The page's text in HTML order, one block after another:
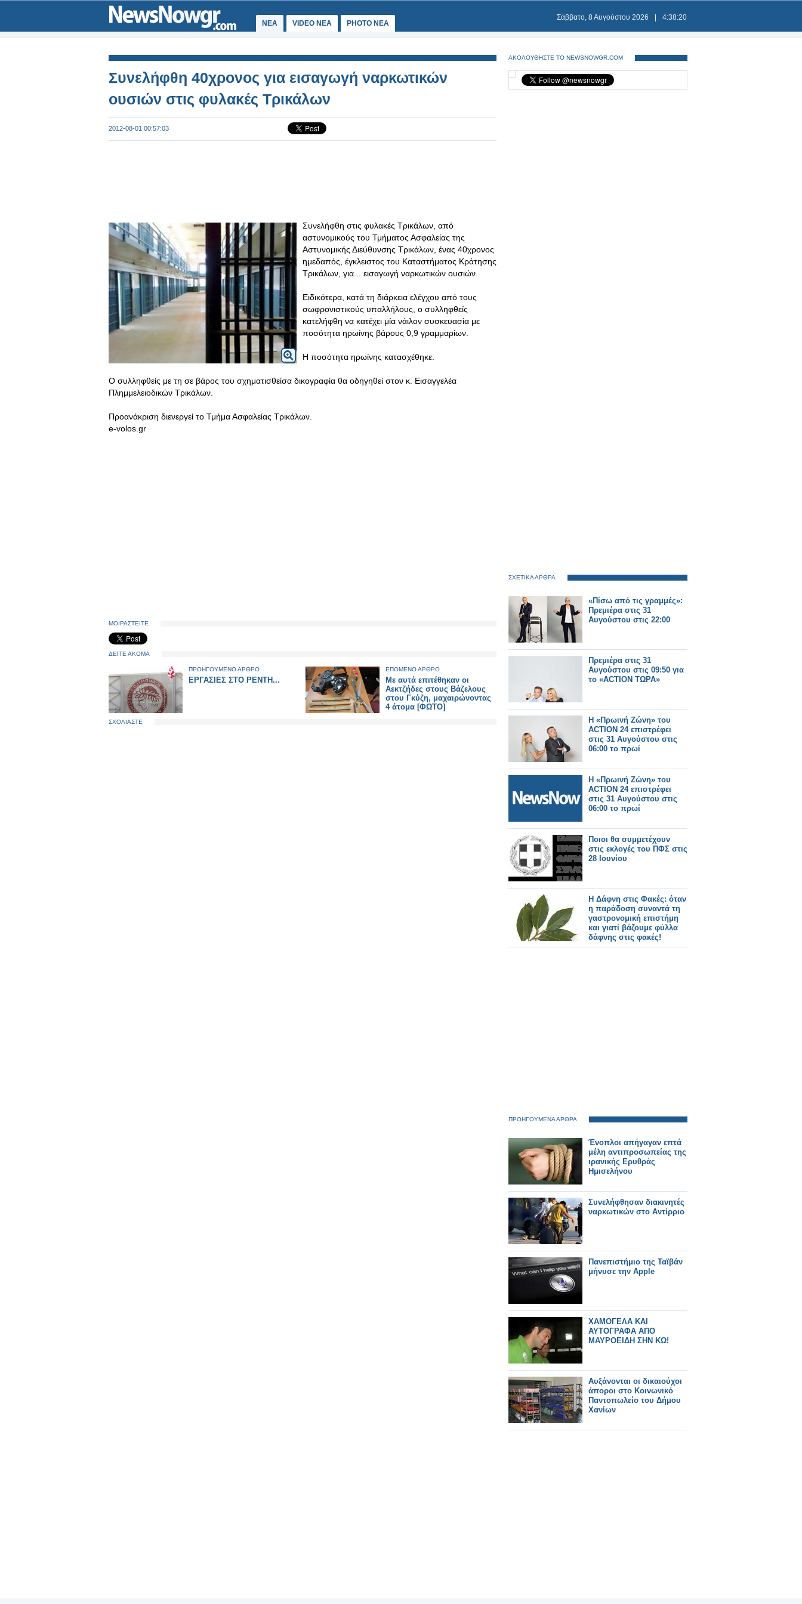
ΝΕΑ VIDEO NEA PHOTO NEA
Σάββατο, 8 Αυγούστου 2026 4:38:20
Συνελήφθη 40χρονος για εισαγωγή ναρκωτικών
ουσιών στις φυλακές Τρικάλων
2012-08-01 00:57:03
Συνελήφθη στις φυλακές Τρικάλων, από
αστυνομικούς του Τμήματος Ασφαλείας της
Αστυνομικής Διεύθυνσης Τρικάλων, ένας 40χρονος
ημεδαπός, έγκλειστος του Καταστήματος Κράτησης
Τρικάλων, για... εισαγωγή ναρκωτικών ουσιών.
Ειδικότερα, κατά τη διάρκεια ελέγχου από τους
σωφρονιστικούς υπαλλήλους, ο συλληφθείς
κατελήφθη να κατέχει μία νάιλον συσκευασία με
ποσότητα ηρωίνης βάρους 0,9 γραμμαρίων.
Η ποσότητα ηρωίνης κατασχέθηκε.
Ο συλληφθείς με τη σε βάρος του σχηματισθείσα δικογραφία θα οδηγηθεί στον κ. Εισαγγελέα
Πλημμελειοδικών Τρικάλων.
Προανάκριση διενεργεί το Τμήμα Ασφαλείας Τρικάλων.
e-volos.gr
ΜΟΙΡΑΣΤΕΙΤΕ
ΔΕΙΤΕ ΑΚΟΜΑ
ΠΡΟΗΓΟΥΜΕΝΟ ΑΡΘΡΟ
ΕΡΓΑΣΙΕΣ ΣΤΟ ΡΕΝΤΗ...
ΕΠΟΜΕΝΟ ΑΡΘΡΟ
Με αυτά επιτέθηκαν οι
Αεκτζήδες στους Βάζελους
στου Γκύζη, μαχαιρώνοντας
4 άτομα [ΦΩΤΟ]
ΣΧΟΛΙΑΣΤΕ
ΑΚΟΛΟΥΘΗΣΤΕ ΤΟ NEWSNOWGR.COM
ΣΧΕΤΙΚΑ ΑΡΘΡΑ
«Πίσω από τις γραμμές»:
Πρεμιέρα στις 31
Αυγούστου στις 22:00
Πρεμιέρα στις 31
Αυγούστου στις 09:50 για
το «ACTION ΤΩΡΑ»
Η «Πρωινή Ζώνη» του
ACTION 24 επιστρέφει
στις 31 Αυγούστου στις
06:00 το πρωί
Η «Πρωινή Ζώνη» του
ACTION 24 επιστρέφει
στις 31 Αυγούστου στις
06:00 το πρωί
Ποιοι θα συμμετέχουν
στις εκλογές του ΠΦΣ στις
28 Ιουνίου
Η Δάφνη στις Φακές: όταν
η παράδοση συναντά τη
γαστρονομική επιστήμη
και γιατί βάζουμε φύλλα
δάφνης στις φακές!
ΠΡΟΗΓΟΥΜΕΝΑ ΑΡΘΡΑ
Ένοπλοι απήγαγαν επτά
μέλη αντιπροσωπείας της
ιρανικής Ερυθράς
Ημισελήνου
Συνελήφθησαν διακινητές
ναρκωτικών στο Αντίρριο
Πανεπιστήμιο της Ταϊβάν
μήνυσε την Apple
ΧΑΜΟΓΕΛΑ ΚΑΙ
ΑΥΤΟΓΡΑΦΑ ΑΠΟ
ΜΑΥΡΟΕΙΔΗ ΣΗΝ ΚΩ!
Αυξάνονται οι δικαιούχοι
άποροι στο Κοινωνικό
Παντοπωλείο του Δήμου
Χανίων